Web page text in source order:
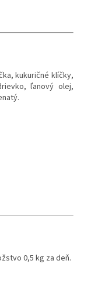
kukuričné klíčky,
ľanový olej,
0,5 kg za deň.